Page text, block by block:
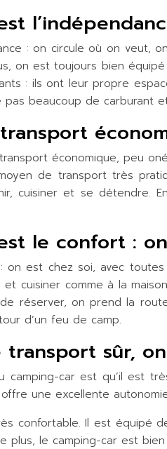
: on circule où on
on est toujours bien
: ils ont leur propre
pas beaucoup de carburant
économique, peu
de transport très
cuisiner et se détendre.
le confort :
on est chez soi, avec
cuisiner comme à la
réserver, on prend la
d’un feu de camp.
transport sûr,
camping-car est qu’il est
une excellente
confortable. Il est équipé
plus, le camping-car est